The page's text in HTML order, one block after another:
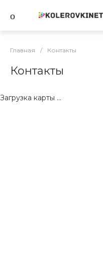
Главная / Контакты
Контакты
Загрузка карты ...